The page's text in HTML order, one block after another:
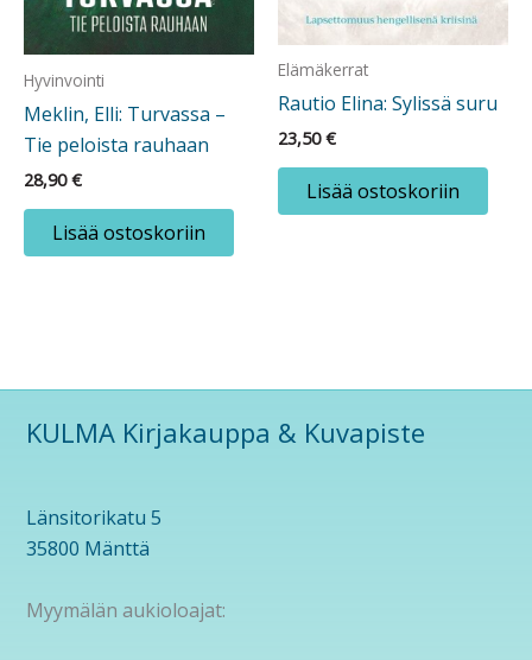
Hyvinvointi
Meklin, Elli: Turvassa –
Tie peloista rauhaan
28,90€
Lisää ostoskoriin
Elämäkerrat
Rautio Elina: Sylissä suru
23,50€
Lisää ostoskoriin
KULMA Kirjakauppa & Kuvapiste
Länsitorikatu 5
35800 Mänttä
Myymälän aukioloajat: